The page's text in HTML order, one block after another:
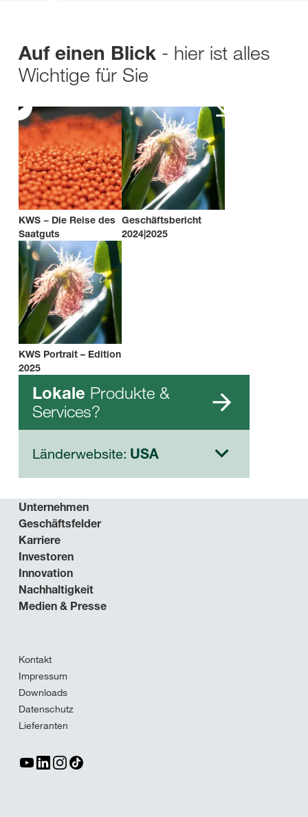
Auf einen Blick - hier ist alles
Wichtige für Sie
KWS − Die Reise des
Saatguts
Geschäftsbericht
2024|2025
KWS Portrait – Edition
2025
Lokale Produkte &
Services?
Länderwebsite: USA
Unternehmen
Geschäftsfelder
Karriere
Investoren
Innovation
Nachhaltigkeit
Medien & Presse
Kontakt
Impressum
Downloads
Datenschutz
Lieferanten